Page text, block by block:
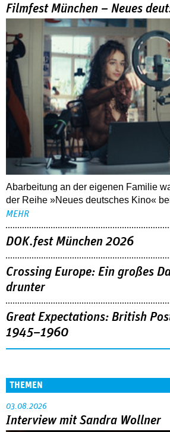
Filmfest München – Neues
Abarbeitung an der eigenen Familie
der Reihe »Neues deutsches Kino«
MEHR
DOK.fest München 2026
Crossing Europe: Ein großes
drunter
Great Expectations: British
1945–1960
THEMEN
03.08.2026
Interview mit Sandra Wollner